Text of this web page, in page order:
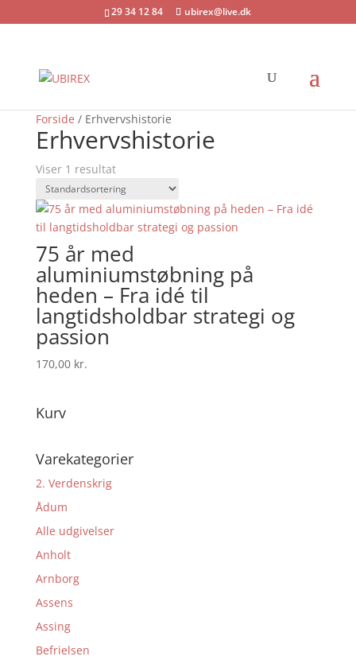
29 34 12 84 ubirex@live.dk
Forside / Erhvervshistorie
Erhvervshistorie
Viser 1 resultat
75 år med
aluminiumstøbning på
heden – Fra idé til
langtidsholdbar strategi og
passion
170,00 kr.
Kurv
Varekategorier
2. Verdenskrig
Ådum
Alle udgivelser
Anholt
Arnborg
Assens
Assing
Befrielsen